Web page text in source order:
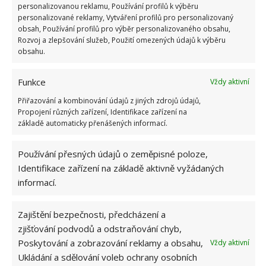
personalizovanou reklamu, Používání profilů k výběru
personalizované reklamy, Vytváření profilů pro personalizovaný
obsah, Používání profilů pro výběr personalizovaného obsahu,
Rozvoj a zlepšování služeb, Použití omezených údajů k výběru
obsahu.
Funkce
Vždy aktivní
Přiřazování a kombinování údajů z jiných zdrojů údajů,
Propojení různých zařízení, Identifikace zařízení na
základě automaticky přenášených informací.
Používání přesných údajů o zeměpisné poloze,
Identifikace zařízení na základě aktivně vyžádaných
informací.
Zajištění bezpečnosti, předcházení a
zjišťování podvodů a odstraňování chyb,
Poskytování a zobrazování reklamy a obsahu,
Ukládání a sdělování voleb ochrany osobních
Vždy aktivní
z mikrovlákna sklo vyleštíte.